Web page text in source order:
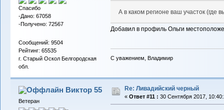
Спасибо
-Дано: 67058
-Получено: 72567
Сообщений: 9504
Рейтинг: 65535
г. Старый Оскол Белгородская
обл.
А в каком регионе ваш участок (где
Добавил в профиль Ольги
С уважением, Владимир
Виктор 55
Ветеран
Re: Ливадийский черный
« Ответ #11 : 30 Сентября 2017,